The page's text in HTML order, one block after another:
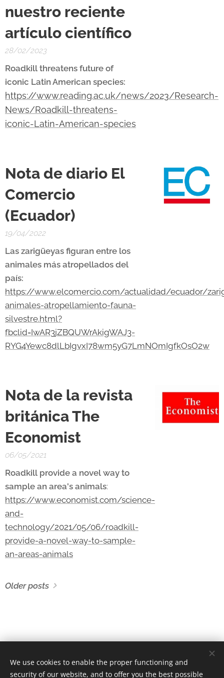
nuestro reciente
artículo científico
28/02/2023
Roadkill threatens future of
iconic Latin American species:
https://www.reading.ac.uk/news/2023/Research-
News/Roadkill-threatens-
iconic-Latin-American-species
Nota de diario El
Comercio
(Ecuador)
19/04/2022
Las zarigüeyas figuran entre los
animales más atropellados del
país:
https://www.elcomercio.com/actualidad/ecuador/
animales-atropellamiento-fauna-
silvestre.html?
fbclid=IwAR3jZBQUWrAkigWAJ3-
RYG4Yewc8dlLbIgvxI78wm5yG7LmNOmIgfkOsO2w
Nota de la revista
británica The
Economist
06/05/2021
Roadkill provide a novel way to
sample an area's animals:
https://www.economist.com/science-
and-
technology/2021/05/06/roadkill-
provide-a-novel-way-to-sample-
an-areas-animals
Older posts
We use cookies to enable the proper functioning and
security of our website, and to offer you the best possible